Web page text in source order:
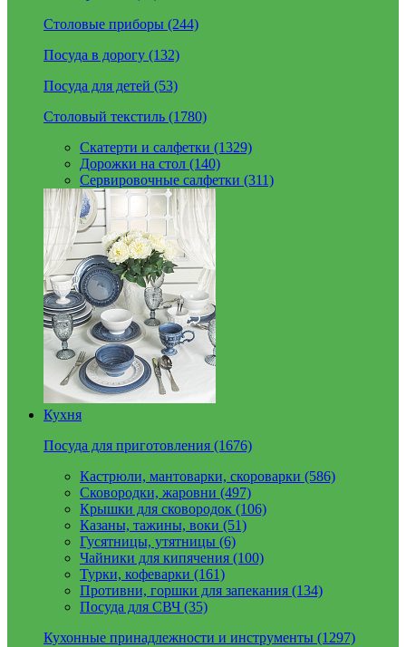
Столовые приборы (244)
Посуда в дорогу (132)
Посуда для детей (53)
Столовый текстиль (1780)
Скатерти и салфетки (1329)
Дорожки на стол (140)
Сервировочные салфетки (311)
Кухня
Посуда для приготовления (1676)
Кастрюли, мантоварки, скороварки (586)
Сковородки, жаровни (497)
Крышки для сковородок (106)
Казаны, тажины, воки (51)
Гусятницы, утятницы (6)
Чайники для кипячения (100)
Турки, кофеварки (161)
Противни, горшки для запекания (134)
Посуда для СВЧ (35)
Кухонные принадлежности и инструменты (1297)